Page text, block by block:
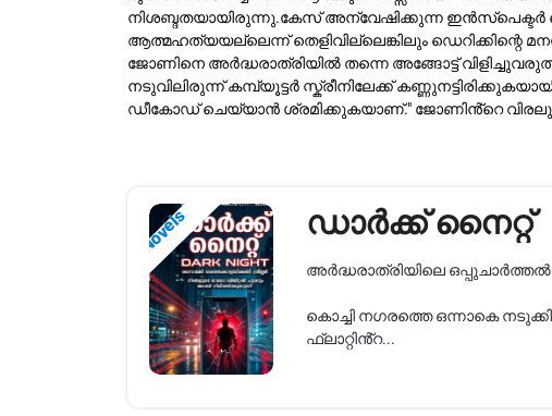
നിശബ്ദതയായിരുന്നു.​കേസ് അന്വേഷിക്കുന്ന ഇൻസ്പെക്ടർ
ആത്മഹത്യയല്ലെന്ന് തെളിവില്ലെങ്കിലും ഡെറിക്കിന്റെ
ജോണിനെ അർദ്ധരാത്രിയിൽ തന്നെ അങ്ങോട്ട്
നടുവിലിരുന്ന് കമ്പ്യൂട്ടർ സ്ക്രീനിലേക്ക്
ഡീകോഡ് ചെയ്യാൻ ശ്രമിക്കുകയാണ്." ജോണിൻ്റെ
Novels ​ഡാർക്ക് നൈറ്റ്
അർദ്ധരാത്രിയിലെ ഒപ്പുചാർത്തൽ
​കൊച്ചി നഗരത്തെ ഒന്നാകെ
ഫ്ലാറ്റിൻ്റ...